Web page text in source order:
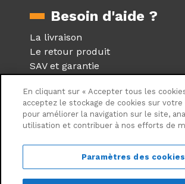
Besoin d'aide ?
La livraison
Le retour produit
SAV et garantie
Réseaux sociaux
Suivez nous sur les
En cliquant sur « Accepter tous les
acceptez le stockage de cookies sur votre
pour améliorer la navigation sur le site,
utilisation et contribuer à nos efforts de
Paramètres des cookies